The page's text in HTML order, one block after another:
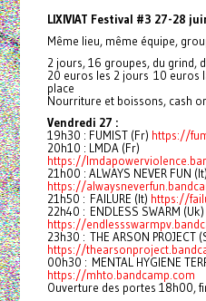
LIXIVIAT Festival #3 27-28
Même lieu, même équipe,
2 jours, 16 groupes, du grind,
20 euros les 2 jours 10 euros
place
Nourriture et boissons, cash
Vendredi 27 :
19h30 : FUMIST (Fr) https://
20h10 : LMDA (Fr)
https://
21h00 : ALWAYS NEVER FUN (It)
https://
21h50 : FAILURE (It) https://
22h40 : ENDLESS SWARM (Uk)
https://
23h30 : THE ARSON PROJECT
https://
00h30 : MENTAL HYGIENE
https://mhto.bandcamp.com
Ouverture des portes 18h00,